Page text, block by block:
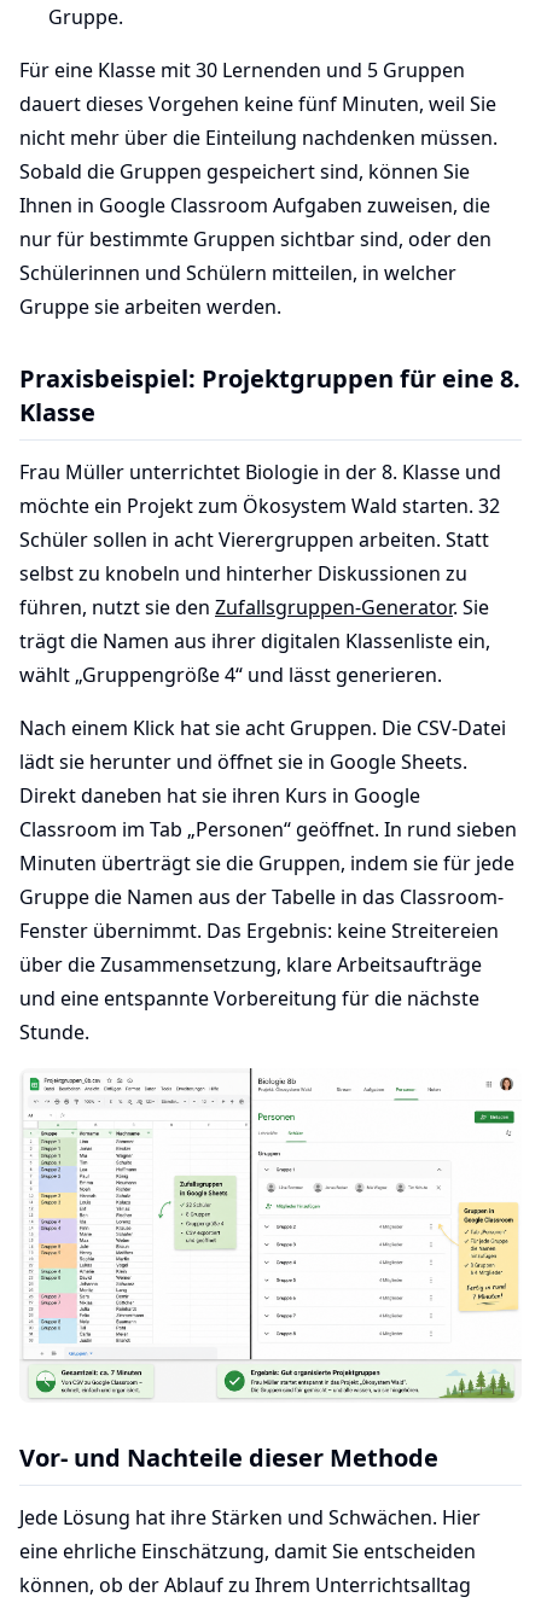
Gruppe.
Für eine Klasse mit 30 Lernenden und 5 Gruppen
dauert dieses Vorgehen keine fünf Minuten, weil Sie
nicht mehr über die Einteilung nachdenken müssen.
Sobald die Gruppen gespeichert sind, können Sie
Ihnen in Google Classroom Aufgaben zuweisen, die
nur für bestimmte Gruppen sichtbar sind, oder den
Schülerinnen und Schülern mitteilen, in welcher
Gruppe sie arbeiten werden.
Praxisbeispiel: Projektgruppen für eine 8.
Klasse
Frau Müller unterrichtet Biologie in der 8. Klasse und
möchte ein Projekt zum Ökosystem Wald starten. 32
Schüler sollen in acht Vierergruppen arbeiten. Statt
selbst zu knobeln und hinterher Diskussionen zu
führen, nutzt sie den Zufallsgruppen-Generator. Sie
trägt die Namen aus ihrer digitalen Klassenliste ein,
wählt „Gruppengröße 4“ und lässt generieren.
Nach einem Klick hat sie acht Gruppen. Die CSV-Datei
lädt sie herunter und öffnet sie in Google Sheets.
Direkt daneben hat sie ihren Kurs in Google
Classroom im Tab „Personen“ geöffnet. In rund sieben
Minuten überträgt sie die Gruppen, indem sie für jede
Gruppe die Namen aus der Tabelle in das Classroom-
Fenster übernimmt. Das Ergebnis: keine Streitereien
über die Zusammensetzung, klare Arbeitsaufträge
und eine entspannte Vorbereitung für die nächste
Stunde.
Vor- und Nachteile dieser Methode
Jede Lösung hat ihre Stärken und Schwächen. Hier
eine ehrliche Einschätzung, damit Sie entscheiden
können, ob der Ablauf zu Ihrem Unterrichtsalltag